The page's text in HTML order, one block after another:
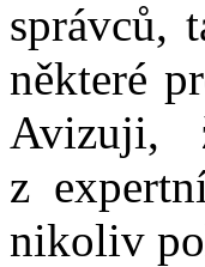
správců,
některé
Avizuji,
z
nikoliv